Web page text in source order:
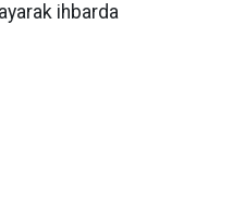
ihbarda